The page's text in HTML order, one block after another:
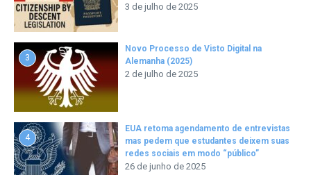
3 de julho de 2025
3
Novo Processo de Visto Digital na
Alemanha (2025)
2 de julho de 2025
4
EUA retoma agendamento de entrevistas
mas pedem que estudantes deixem suas
redes sociais em modo “público”
26 de junho de 2025